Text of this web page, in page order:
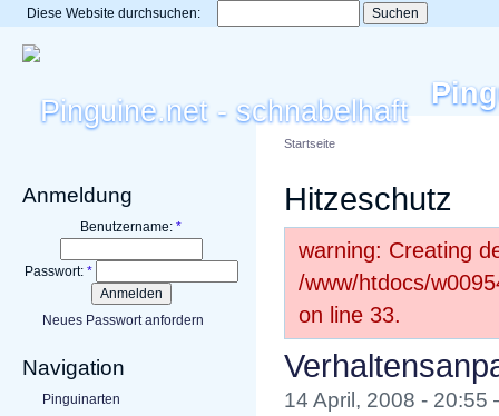
Diese Website durchsuchen:
Anmeldung
Benutzername: *
Passwort: *
Neues Passwort anfordern
Navigation
Pinguinarten
Startseite
Hitzeschutz
warning: Creating
/www/htdocs/
on line 33.
14 April, 2008 - 20:55